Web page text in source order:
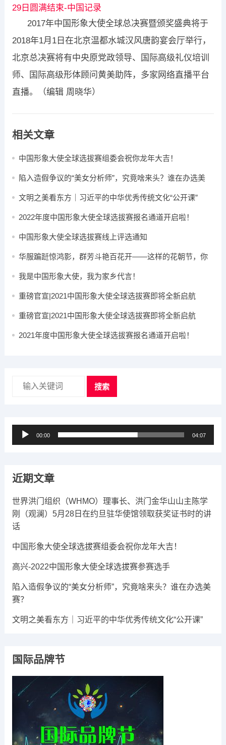
​2017年中国形象大使全球总决赛暨颁奖盛典将于
2018年1月1日在北京温都水城汉风唐韵宴会厅举行，
北京总决赛将有中央原党政领导、国际高级礼仪培训
师、国际高级形体顾问黄美助阵，多家网络直播平台
直播。（编辑 周晓华）
相关文章
中国形象大使全球选拔赛组委会祝你龙年大吉​！
陷入造假争议的“美女分析师”，究竟啥来头？谁在办选美
赛？
文明之美看东方｜习近平的中华优秀传统文化“公开课”
2022年度中国形象大使全球选拔赛报名通道开启啦！
中国形象大使全球选拔赛线上评选通知
华服蹁跹惊鸿影，群芳斗艳百花开——这样的花朝节，你
心动了吗？
我是中国形象大使，我为家乡代言！
重磅官宣|2021中国形象大使全球选拔赛即将全新启航
重磅官宣|2021中国形象大使全球选拔赛即将全新启航
2021年度中国形象大使全球选拔赛报名通道开启啦！
搜索
频
放
00:00 04:07
近期文章
世界洪门组织（WHMO）理事长、洪门金华山山主陈学
刚（观澜）5月28日在约旦驻华使馆领取获奖证书时的讲
话
中国形象大使全球选拔赛组委会祝你龙年大吉​！
高兴-2022中国形象大使全球选拔赛参赛选手
陷入造假争议的“美女分析师”，究竟啥来头？谁在办选美
赛？
文明之美看东方｜习近平的中华优秀传统文化“公开课”
国际品牌节